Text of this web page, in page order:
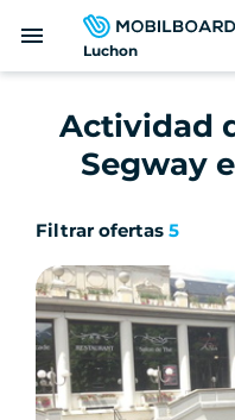
Luchon
menu
Actividad
Segway
Filtrar ofertas 5